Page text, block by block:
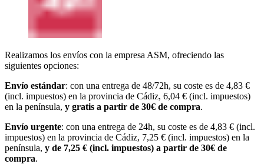
Realizamos los envíos con la empresa ASM, ofreciendo las
siguientes opciones:
Envío estándar: con una entrega de 48/72h, su coste es de 4,83 €
(incl. impuestos) en la provincia de Cádiz, 6,04 € (incl. impuestos)
en la península, y gratis a partir de 30€ de compra.
Envío urgente: con una entrega de 24h, su coste es de 4,83 € (incl.
impuestos) en la provincia de Cádiz, 7,25 € (incl. impuestos) en la
península, y de 7,25 € (incl. impuestos) a partir de 30€ de
compra.